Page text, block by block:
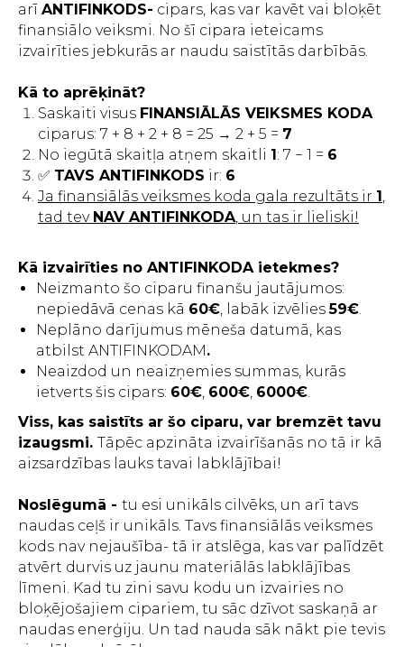
arī ANTIFINKODS- cipars, kas var kavēt vai bloķēt
finansiālo veiksmi. No šī cipara ieteicams
izvairīties jebkurās ar naudu saistītās darbībās.
Kā to aprēķināt?
Saskaiti visus FINANSIĀLĀS VEIKSMES KODA
ciparus: 7 + 8 + 2 + 8 = 25 → 2 + 5 = 7
No iegūtā skaitļa atņem skaitli 1: 7 − 1 = 6
✅ TAVS ANTIFINKODS ir: 6
Ja finansiālās veiksmes koda gala rezultāts ir 1,
tad tev NAV ANTIFINKODA, un tas ir lieliski!
Kā izvairīties no ANTIFINKODA ietekmes?
Neizmanto šo ciparu finanšu jautājumos:
nepiedāvā cenas kā 60€, labāk izvēlies59€.
Neplāno darījumus mēneša datumā, kas
atbilst ANTIFINKODAM.
Neaizdod un neaizņemies summas, kurās
ietverts šis cipars: 60€, 600€, 6000€.
Viss, kas saistīts ar šo ciparu, var bremzēt tavu
izaugsmi. Tāpēc apzināta izvairīšanās no tā ir kā
aizsardzības lauks tavai labklājībai!
Noslēgumā - tu esi unikāls cilvēks, un arī tavs
naudas ceļš ir unikāls. Tavs finansiālās veiksmes
kods nav nejaušība- tā ir atslēga, kas var palīdzēt
atvērt durvis uz jaunu materiālās labklājības
līmeni. Kad tu zini savu kodu un izvairies no
bloķējošajiem cipariem, tu sāc dzīvot saskaņā ar
naudas enerģiju. Un tad nauda sāk nākt pie tevis